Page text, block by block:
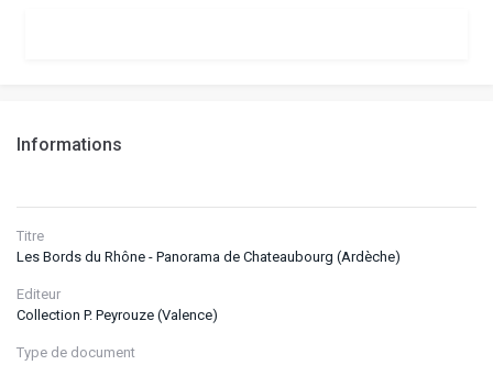
Informations
Titre
Les Bords du Rhône - Panorama de Chateaubourg (Ardèche)
Editeur
Collection P. Peyrouze (Valence)
Type de document